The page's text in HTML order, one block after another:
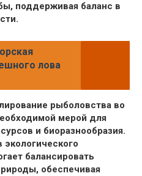
поддерживая баланс в
лова
рыболовства во
мерой для
и биоразнообразия.
балансировать
обеспечивая